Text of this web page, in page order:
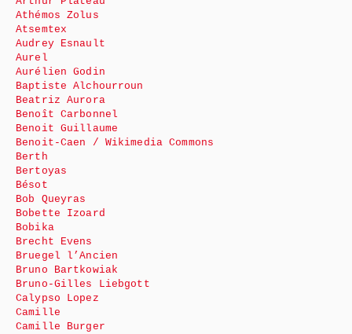
Athémos Zolus
Atsemtex
Audrey Esnault
Aurel
Aurélien Godin
Baptiste Alchourroun
Beatriz Aurora
Benoît Carbonnel
Benoit Guillaume
Benoit-Caen / Wikimedia Commons
Berth
Bertoyas
Bésot
Bob Queyras
Bobette Izoard
Bobika
Brecht Evens
Bruegel l’Ancien
Bruno Bartkowiak
Bruno-Gilles Liebgott
Calypso Lopez
Camille
Camille Burger